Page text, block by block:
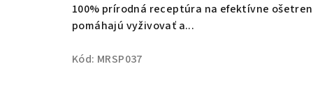
100% prírodná receptúra na efektívne
pomáhajú vyživovať a...
Kód: MRSP037